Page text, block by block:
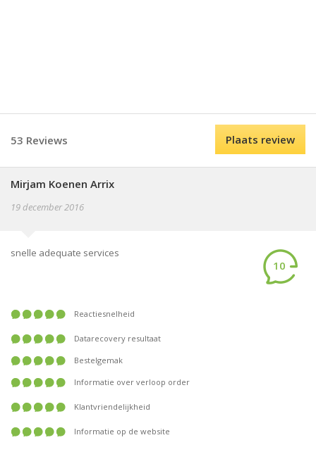
53 Reviews Plaats review
Mirjam Koenen Arrix
19 december 2016
snelle adequate services
10
Reactiesnelheid
Datarecovery resultaat
Bestelgemak
Informatie over verloop order
Klantvriendelijkheid
Informatie op de website